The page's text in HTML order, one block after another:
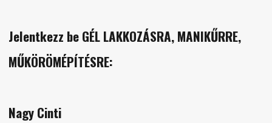
Jelentkezz be GÉL LAKKOZÁSRA, MANIKŰRRE,
MŰKÖRÖMÉPÍTÉSRE:
Nagy Cinti